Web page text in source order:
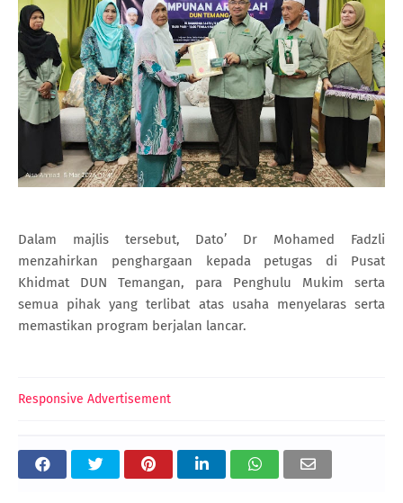
Dalam majlis tersebut, Dato’ Dr Mohamed Fadzli
menzahirkan penghargaan kepada petugas di Pusat
Khidmat DUN Temangan, para Penghulu Mukim serta
semua pihak yang terlibat atas usaha menyelaras serta
memastikan program berjalan lancar.
Responsive Advertisement